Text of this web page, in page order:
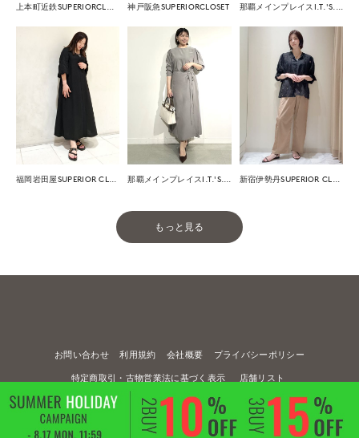
神戸阪急SUPERIORCLOSET
もっと見る
お問い合わせ 利用規約 会社概要 プライバシーポリシー
特定商取引・古物営業法に基づく表示 店舗リスト
© FLANDRE CO., LTD.